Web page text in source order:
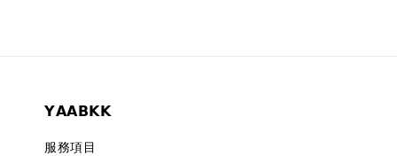
𝗬𝗔𝗔𝗕𝗞𝗞
服務項目